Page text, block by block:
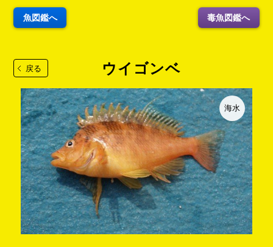
魚図鑑へ 毒魚図鑑へ
戻る ウイゴンベ
海水